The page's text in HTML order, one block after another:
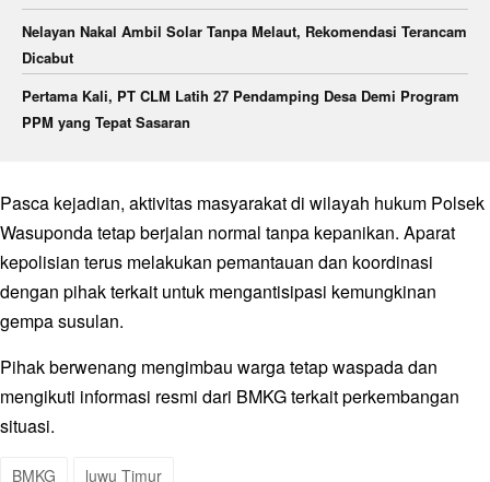
Nelayan Nakal Ambil Solar Tanpa Melaut, Rekomendasi Terancam
Dicabut
Pertama Kali, PT CLM Latih 27 Pendamping Desa Demi Program
PPM yang Tepat Sasaran
Pasca kejadian, aktivitas masyarakat di wilayah hukum Polsek
Wasuponda tetap berjalan normal tanpa kepanikan. Aparat
kepolisian terus melakukan pemantauan dan koordinasi
dengan pihak terkait untuk mengantisipasi kemungkinan
gempa susulan.
Pihak berwenang mengimbau warga tetap waspada dan
mengikuti informasi resmi dari BMKG terkait perkembangan
situasi.
BMKG luwu Timur